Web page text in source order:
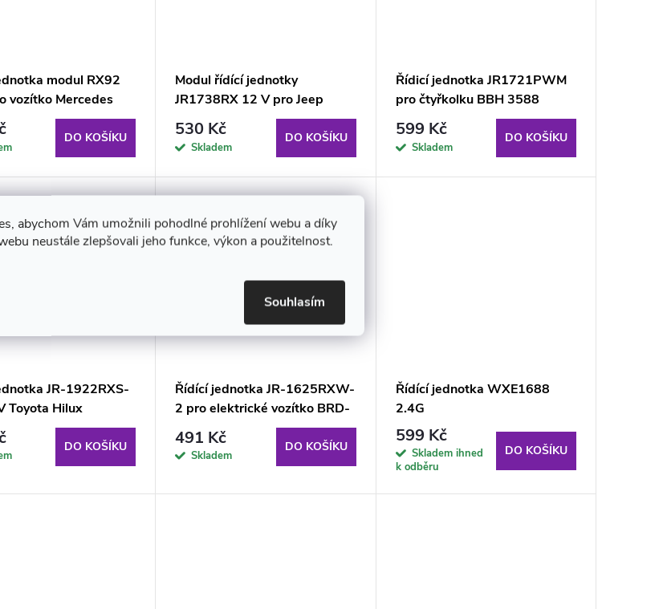
abychom Vám umožnili pohodlné prohlížení webu a díky
neustále zlepšovali jeho funkce, výkon a použitelnost.
Souhlasím
modul RX92
vozítko Mercedes
DO KOŠÍKU
Modul řídící jednotky
JR1738RX 12 V pro Jeep
Raptor
530 Kč
Skladem
DO KOŠÍKU
Řídicí jednotka JR1721PWM
pro čtyřkolku BBH 3588
599 Kč
Skladem
DO KOŠÍKU
JR-1922RXS-
Toyota Hilux
DO KOŠÍKU
Řídící jednotka JR-1625RXW-
2 pro elektrické vozítko BRD-
7588
491 Kč
Skladem
DO KOŠÍKU
Řídící jednotka WXE1688
2.4G
599 Kč
Skladem ihned
k odběru
DO KOŠÍKU